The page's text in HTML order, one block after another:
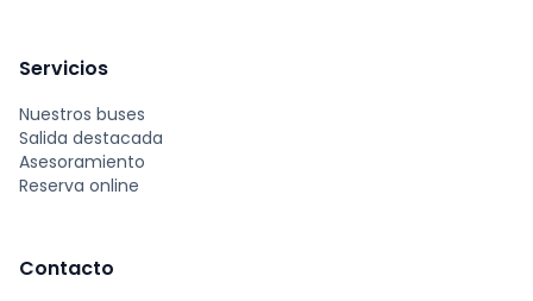
Servicios
Nuestros buses
Salida destacada
Asesoramiento
Reserva online
Contacto